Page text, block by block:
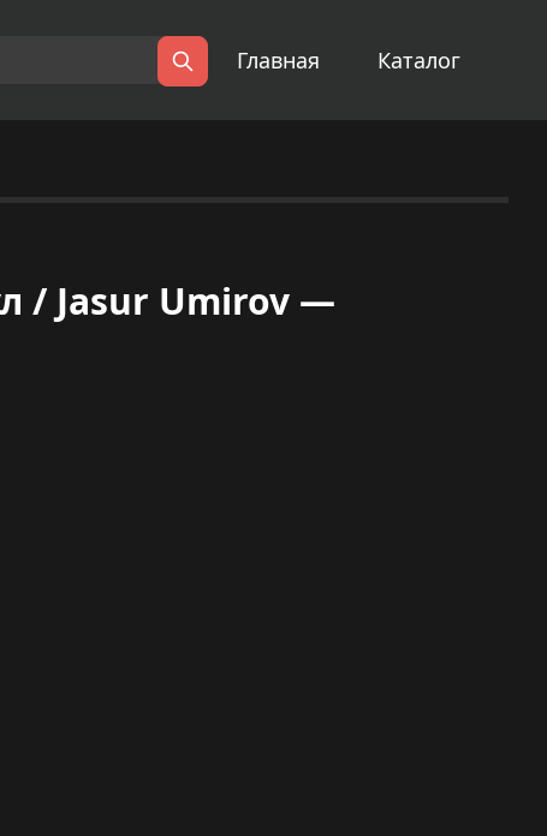
Поиск
Главная Каталог
/ Jasur Umirov —